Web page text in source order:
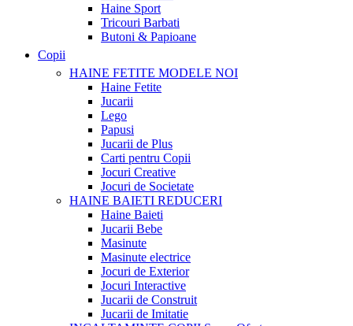
Haine Sport
Tricouri Barbati
Butoni & Papioane
Copii
HAINE FETITE MODELE NOI
Haine Fetite
Jucarii
Lego
Papusi
Jucarii de Plus
Carti pentru Copii
Jocuri Creative
Jocuri de Societate
HAINE BAIETI REDUCERI
Haine Baieti
Jucarii Bebe
Masinute
Masinute electrice
Jocuri de Exterior
Jocuri Interactive
Jucarii de Construit
Jucarii de Imitatie